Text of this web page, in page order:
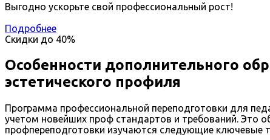
Выгодно ускорьте свой профессиональный рост!
Подробнее
Скидки до 40%
Особенности дополнительного
эстетического профиля
Программа профессиональной переподготовки для
учетом новейших проф стандартов и требований. Это
профпереподготовки изучаются следующие ключевые